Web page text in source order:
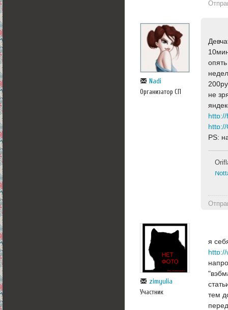
Nadi
Организатор СП
не
PS:
zimyulia
Участник
я
тем